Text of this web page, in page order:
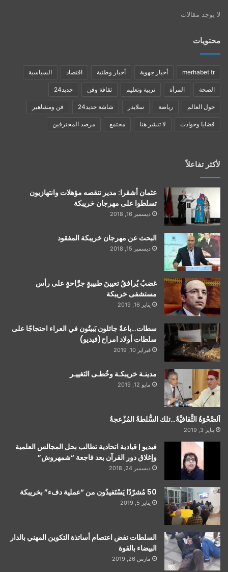
لا يوجد مقالات
محتويات
merhabet tr أخبار جهوية أخبار وطنية اقتصاد السياسية
الصحة المرأة تربية وتعليم ثقافة وفن جديد24
حول العالم رياضة سلايدر شاشة جديد24 فن ومشاهير
قضايا وحوادث لا تنشر هنا مجتمع مرصد المحترفين
لأكثر تفاعلاً
عثمان أشقرا: مدير تنقصه مؤهلات وانتهازيون
تسلطوا على مهرجان خريبكة
ديسمبر 16, 2018
البحث عن مهرجان خريبكة المفقود
ديسمبر 15, 2018
غضبٌ يُرافقُ تعيينَ طبيبةٍ جرَّاحةٍ على رأس
مستشفى خريبكة
يناير 16, 2019
سطات…باعةٌ جائلون يَبيتُون في العراء احتجاجًا على
سلطات أولاد امراح(فيديو)
فبراير 10, 2019
مدينـة خريبكـة وخُطـى التَغييـر
مايو 12, 2019
اَلصَّحْوَةُ الثَّقافيَّةُ…تلك السُّلطةُ المُزْعجةُ
يناير 3, 2019
فيديو | قيادية اتحادية تطالب بحل المجالس العلمية
وإغلاق دور القرآن بعد فاجعة “شمهروش”
ديسمبر 24, 2018
50 مُشرّدًا يَسْتَفيدُون من “عملية دفء” بخريبكة
يناير 5, 2019
السلطات تفض اعتصام أساتذة التكوين المهني بالدار
البيضاء بالقوة
مارس 26, 2019